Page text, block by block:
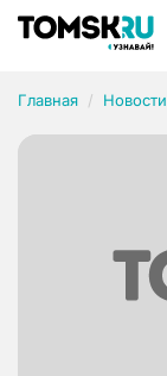
Главная Новости